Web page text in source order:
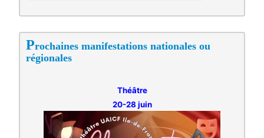
Prochaines manifestations nationales ou
régionales
Théâtre
20-28 juin